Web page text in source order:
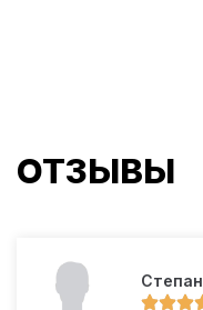
ОТЗЫВЫ
Степан